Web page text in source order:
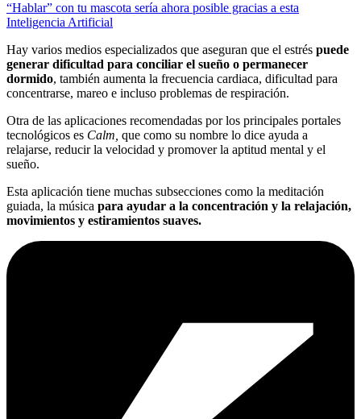
“Hablar” con tu mascota sería ahora posible gracias a esta
Inteligencia Artificial
Hay varios medios especializados que aseguran que el estrés puede
generar dificultad para conciliar el sueño o permanecer
dormido, también aumenta la frecuencia cardiaca, dificultad para
concentrarse, mareo e incluso problemas de respiración.
Otra de las aplicaciones recomendadas por los principales portales
tecnológicos es Calm, que como su nombre lo dice ayuda a
relajarse, reducir la velocidad y promover la aptitud mental y el
sueño.
Esta aplicación tiene muchas subsecciones como la meditación
guiada, la música para ayudar a la concentración y la relajación,
movimientos y estiramientos suaves.